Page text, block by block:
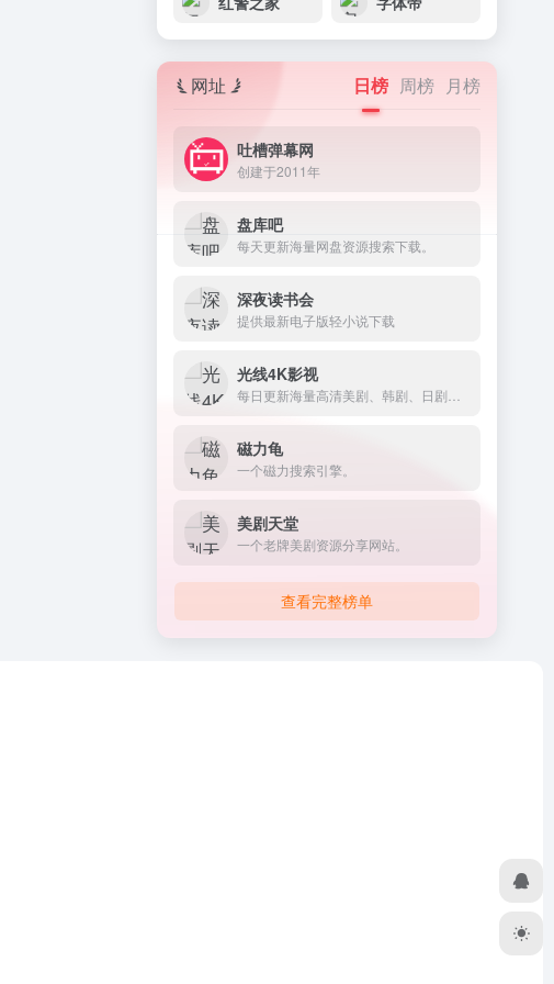
网址 日榜 周榜 月榜
吐槽弹幕网
创建于2011年
盘库吧
每天更新海量网盘资源搜索下载。
深夜读书会
提供最新电子版轻小说下载
光线4K影视
磁力龟
一个磁力搜索引擎。
美剧天堂
一个老牌美剧资源分享网站。
查看完整榜单